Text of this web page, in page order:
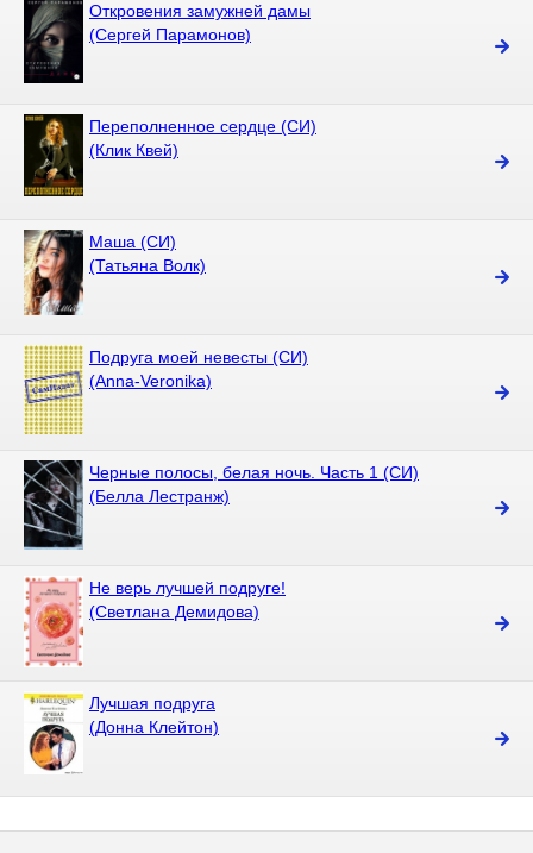
Откровения замужней дамы
(Сергей Парамонов)
Переполненное сердце (СИ)
(Клик Квей)
Маша (СИ)
(Татьяна Волк)
Подруга моей невесты (СИ)
(Anna-Veronika)
Черные полосы, белая ночь. Часть 1 (СИ)
(Белла Лестранж)
Не верь лучшей подруге!
(Светлана Демидова)
Лучшая подруга
(Донна Клейтон)